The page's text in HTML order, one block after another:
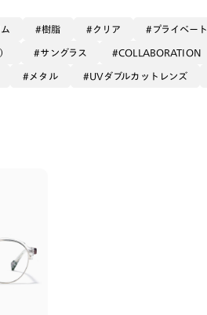
樹脂 クリア プライベート
サングラス COLLABORATION
メタル UVダブルカットレンズ